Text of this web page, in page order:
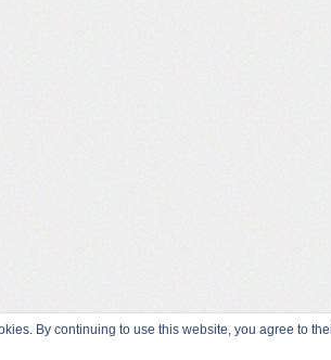
By continuing to use this website, you agree to